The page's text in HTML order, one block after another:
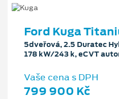
Ford Kuga
5dveřová, 2.5 Duratec
178 kW/243 k, eCVT
Vaše cena s DPH
799 900 Kč